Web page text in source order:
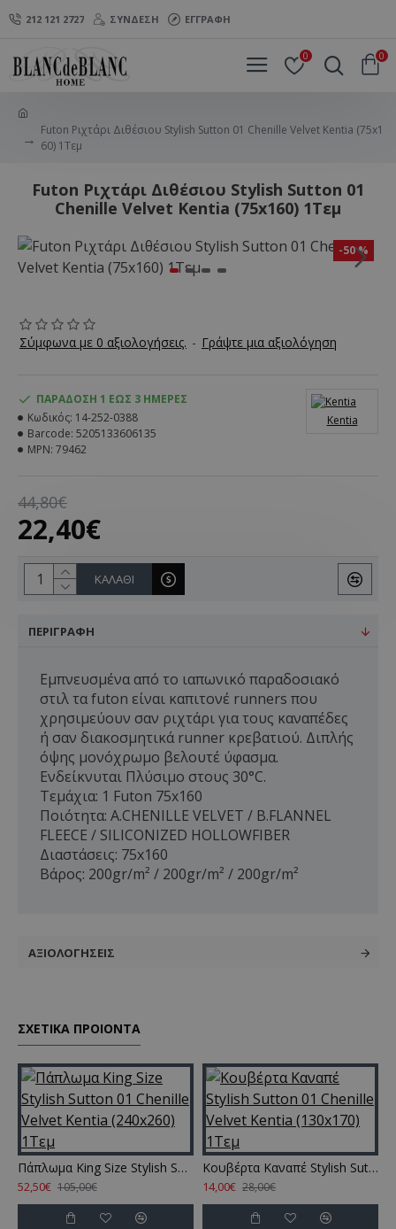
212 121 2727 ΣΎΝΔΕΣΗ ΕΓΓΡΑΦΉ
0 0
Futon Ριχτάρι Διθέσιου Stylish Sutton 01 Chenille Velvet Kentia (75x1
60) 1Τεμ
Futon Ριχτάρι Διθέσιου Stylish Sutton 01
Chenille Velvet Kentia (75x160) 1Τεμ
-50 %
Σύμφωνα με 0 αξιολογήσεις. - Γράψτε μια αξιολόγηση
22,40€
44,80€
ΠΑΡΆΔΟΣΗ 1 ΈΩΣ 3 ΗΜΈΡΕΣ
Κωδικός: 14-252-0388
Barcode: 5205133606135
MPN: 79462
Kentia
ΚΑΛΆΘΙ
ΠΕΡΙΓΡΑΦΉ
Εμπνευσμένα από το ιαπωνικό παραδοσιακό
στιλ τα futon είναι καπιτονέ runners που
χρησιμεύουν σαν ριχτάρι για τους καναπέδες
ή σαν διακοσμητικά runner κρεβατιού. Διπλής
όψης μονόχρωμο βελουτέ ύφασμα.
Ενδείκνυται Πλύσιμο στους 30°C.
Τεμάχια: 1 Futon 75x160
Ποιότητα: A.CHENILLE VELVET / B.FLANNEL
FLEECE / SILICONIZED HOLLOWFIBER
Διαστάσεις: 75x160
Βάρος: 200gr/m² / 200gr/m² / 200gr/m²
ΑΞΙΟΛΟΓΉΣΕΙΣ
ΣΧΕΤΙΚΑ ΠΡΟΙΟΝΤΑ
Πάπλωμα King Size Stylish Sutton 01 Chenille Velvet Kentia (240x260) 1Τεμ
52,50€ 105,00€
Κουβέρτα Καναπέ Stylish Sutton 01 Chenille Velvet Kentia (130x170) 1Τεμ
14,00€ 28,00€